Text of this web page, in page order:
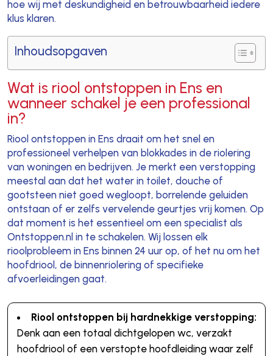
hoe wij met deskundigheid en betrouwbaarheid iedere
klus klaren.
Inhoudsopgaven
Wat is riool ontstoppen in Ens en
wanneer schakel je een professional
in?
Riool ontstoppen in Ens draait om het snel en
professioneel verhelpen van blokkades in de riolering
van woningen en bedrijven. Je merkt een verstopping
meestal aan dat het water in toilet, douche of
gootsteen niet goed wegloopt, borrelende geluiden
ontstaan of er zelfs vervelende geurtjes vrij komen. Op
dat moment is het essentieel om een specialist als
Ontstoppen.nl in te schakelen. Wij lossen elk
rioolprobleem in Ens binnen 24 uur op, of het nu om het
hoofdriool, de binnenriolering of specifieke
afvoerleidingen gaat.
Riool ontstoppen bij hardnekkige verstopping:
Denk aan een totaal dichtgelopen wc, verzakt
hoofdriool of een verstopte hoofdleiding waar zelf